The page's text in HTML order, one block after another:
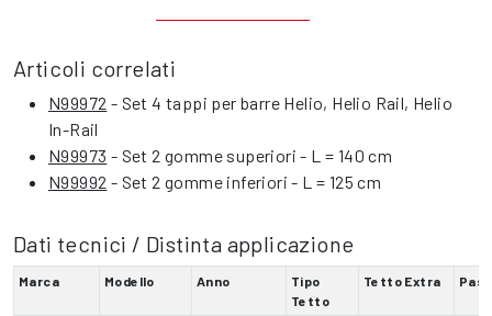
Articoli correlati
N99972 - Set 4 tappi per barre Helio, Helio Rail, Helio
In-Rail
N99973 - Set 2 gomme superiori - L = 140 cm
N99992 - Set 2 gomme inferiori - L = 125 cm
Dati tecnici / Distinta applicazione
Marca Modello Anno
Tipo
Tetto
Tetto Extra